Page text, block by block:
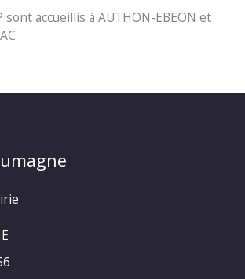
sont accueillis à AUTHON-EBEON et